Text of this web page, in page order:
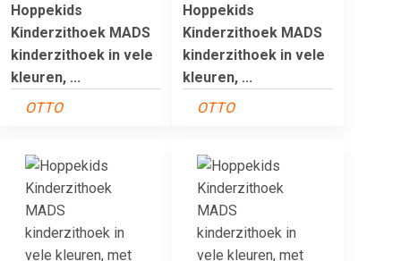
Hoppekids
Kinderzithoek MADS
kinderzithoek in vele
kleuren, ...
OTTO
Hoppekids
Kinderzithoek MADS
kinderzithoek in vele
kleuren, ...
OTTO